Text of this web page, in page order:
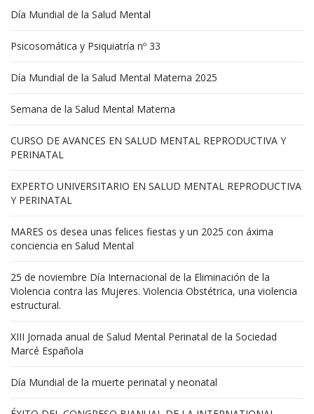
Día Mundial de la Salud Mental
Psicosomática y Psiquiatría nº 33
Día Mundial de la Salud Mental Materna 2025
Semana de la Salud Mental Materna
CURSO DE AVANCES EN SALUD MENTAL REPRODUCTIVA Y
PERINATAL
EXPERTO UNIVERSITARIO EN SALUD MENTAL REPRODUCTIVA
Y PERINATAL
MARES os desea unas felices fiestas y un 2025 con áxima
conciencia en Salud Mental
25 de noviembre Día Internacional de la Eliminación de la
Violencia contra las Mujeres. Violencia Obstétrica, una violencia
estructural.
XIII Jornada anual de Salud Mental Perinatal de la Sociedad
Marcé Española
Día Mundial de la muerte perinatal y neonatal